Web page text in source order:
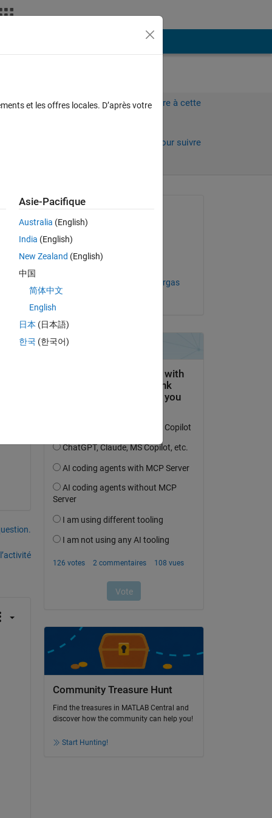
Connectez-vous pour répondre à cette
Connectez-vous pour suivre
anciens
q).*(log(I./Iso)-(q.*Vgo./(N.*k.*T_ambient))) -
mitsuo
le 9 Juil 2024
Francisco J. Triveno Vargas
le 10 Juil 2024
Community Treasure Hunt
Find the treasures in MATLAB Central and
discover how the community can help you!
Start Hunting!
et les offres locales. D’après votre
Asie-Pacifique
Australia (English)
India (English)
New Zealand (English)
中国
简体中文
English
日本 (日本語)
한국 (한국어)